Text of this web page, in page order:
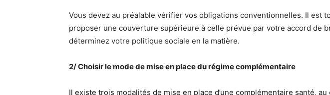
Vous devez au préalable vérifier vos obligations conventionnelles. Il est
proposer une couverture supérieure à celle prévue par votre accord de
déterminez votre politique sociale en la matière.
2/ Choisir le mode de mise en place du régime complémentaire
Il existe trois modalités de mise en place d’une complémentaire santé, au